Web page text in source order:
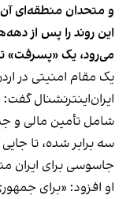
و متحدان منطقه‌ای
این روند را پس از
می‌رود، یک «پسرفت»
یک مقام امنیتی در
ایران‌اینترنشنال
شامل تأمین مالی و
سه برابر شده، تا
جاسوسی برای ایران
او افزود: «برای